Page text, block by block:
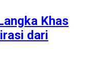
Khas
dari